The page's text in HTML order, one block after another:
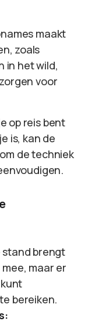
maakt
zoals
in het wild,
voor
op reis bent
is, kan de
de techniek
stand brengt
maar er
bereiken.